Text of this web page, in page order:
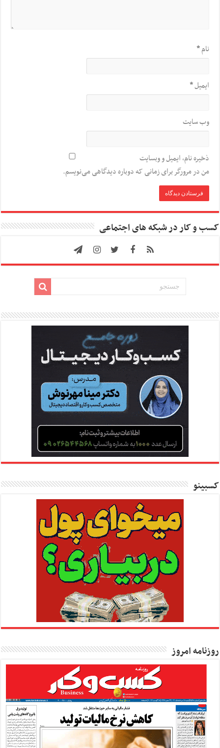
نام*
ایمیل*
وب‌ سایت
ذخیره نام، ایمیل و وبسایت
من در مرورگر برای زمانی که دوباره دیدگاهی می‌نویسم.
کسب و کار در شبکه های اجتماعی
کسبینو
روزنامه امروز